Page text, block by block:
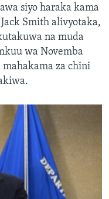
siyo haraka kama
Smith alivyotaka,
na muda
wa Novemba
za chini